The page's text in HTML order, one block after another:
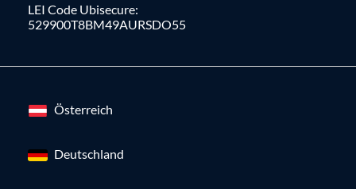
LEI Code Ubisecure:
529900T8BM49AURSDO55
Österreich
Deutschland